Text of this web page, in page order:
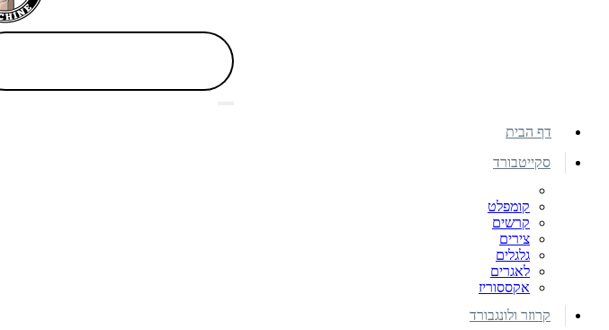
דף הבית
סקייטבורד
קומפלט
קרשים
צירים
גלגלים
לאגרים
אקססוריז
קרוזר ולונגבורד